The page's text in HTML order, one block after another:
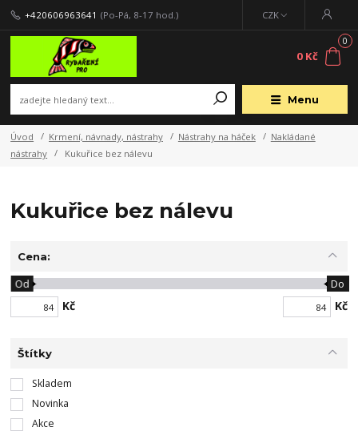
Menu
CZK
+420606963641 (Po-Pá, 8-17 hod.)
0
0 Kč
Úvod Krmení, návnady, nástrahy Nástrahy na háček
Nakládané
nástrahy
Kukuřice bez nálevu
Kukuřice bez nálevu
Cena:
Kč
Od Do
Kč
Štítky
Skladem
Novinka
Akce